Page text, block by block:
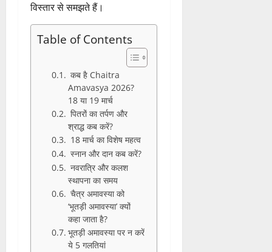
विस्तारसेसमझतेहैं।
Table of Contents
कब है Chaitra
Amavasya 2026?
18 या 19 मार्च
पितरों का तर्पण और
श्राद्ध कब करें?
18 मार्च का विशेष महत्व
स्नान और दान कब करें?
नवरात्रि और कलश
स्थापना का समय
चैत्र अमावस्या को
‘भूतड़ी अमावस्या’ क्यों
कहा जाता है?
भूतड़ी अमावस्या पर न करें
ये 5 गलतियां